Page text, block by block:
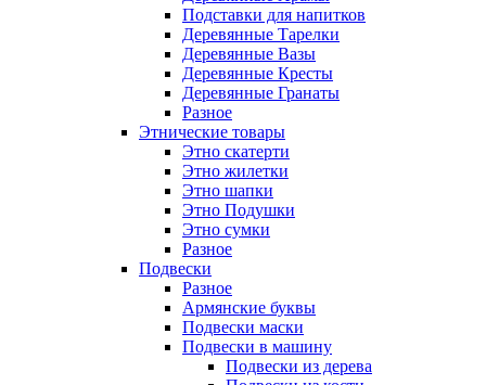
Подставки для напитков
Деревянные Тарелки
Деревянные Вазы
Деревянные Кресты
Деревянные Гранаты
Разное
Этнические товары
Этно скатерти
Этно жилетки
Этно шапки
Этно Подушки
Этно сумки
Разное
Подвески
Разное
Армянские буквы
Подвески маски
Подвески в машину
Подвески из дерева